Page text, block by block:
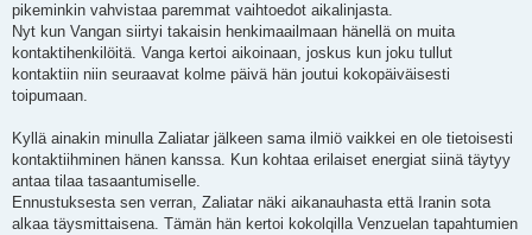
pikeminkin vahvistaa paremmat vaihtoedot aikalinjasta.
Nyt kun Vangan siirtyi takaisin henkimaailmaan hänellä on muita
kontaktihenkilöitä. Vanga kertoi aikoinaan, joskus kun joku tullut
kontaktiin niin seuraavat kolme päivä hän joutui kokopäiväisesti
toipumaan.
Kyllä ainakin minulla Zaliatar jälkeen sama ilmiö vaikkei en ole tietoisesti
kontaktiihminen hänen kanssa. Kun kohtaa erilaiset energiat siinä täytyy
antaa tilaa tasaantumiselle.
Ennustuksesta sen verran, Zaliatar näki aikanauhasta että Iranin sota
alkaa täysmittaisena. Tämän hän kertoi kokolqilla Venzuelan tapahtumien